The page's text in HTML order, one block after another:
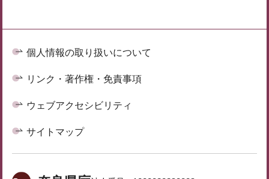
個人情報の取り扱いについて
リンク・著作権・免責事項
ウェブアクセシビリティ
サイトマップ